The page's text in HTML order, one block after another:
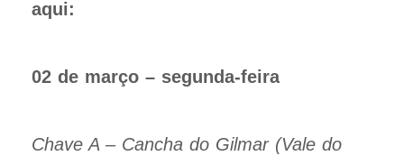
aqui:
02 de março – segunda-feira
Chave A – Cancha do Gilmar (Vale do